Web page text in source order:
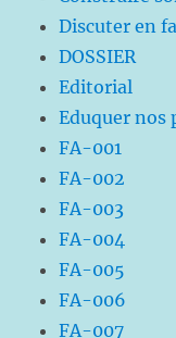
Discuter en
DOSSIER
Editorial
Eduquer nos
FA-001
FA-002
FA-003
FA-004
FA-005
FA-006
FA-007